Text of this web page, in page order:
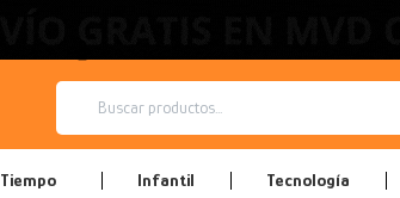
Tiempo Infantil Tecnología